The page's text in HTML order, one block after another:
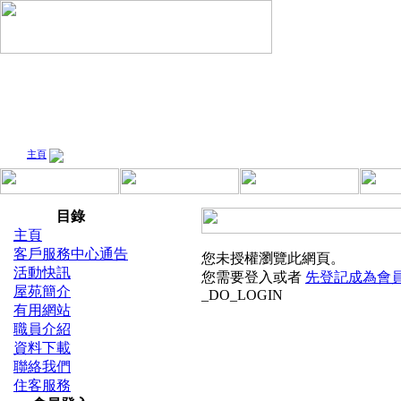
主頁
目錄
主頁
客戶服務中心通告
活動快訊
屋苑簡介
有用網站
職員介紹
資料下載
聯絡我們
住客服務
您未授權瀏覽此網頁。
您需要登入或者 先登記成為會
_DO_LOGIN